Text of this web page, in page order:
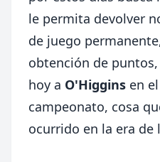
le permita devolver
de juego
obtención de
hoy a O'Higgins en
campeonato, cosa
ocurrido en la era de